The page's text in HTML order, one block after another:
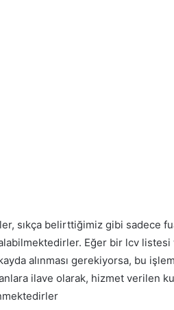
sıkça belirttiğimiz gibi sadece
Eğer bir lcv
alınması gerekiyorsa, bu
ilave olarak, hizmet verilen